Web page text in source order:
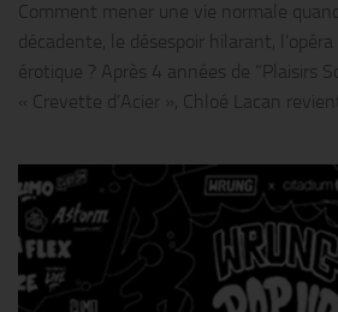
Comment mener une vie normale
décadente, le désespoir hilarant,
érotique ? Après 4 années de “Plaisirs
« Crevette d’Acier », Chloé Lacan